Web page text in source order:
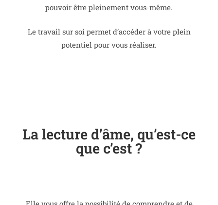
pouvoir être pleinement vous-même.
Le travail sur soi permet d’accéder à votre plein
potentiel pour vous réaliser.
La lecture d’âme, qu’est-ce
que c’est ?